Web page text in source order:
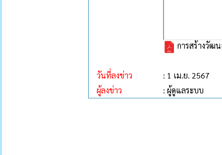
การสร้างวัฒ
วันที่ลงข่าว
: 1 เม.ย. 2567
ผู้ลงข่าว
: ผู้ดูแลระบบ